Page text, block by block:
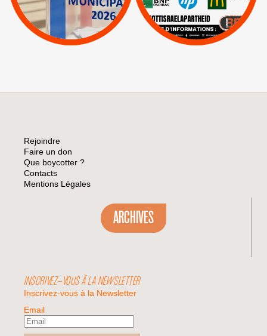
| Lettres d'interpellation
Sodastream |
Visuels, tracts,
affiches,...
Rejoindre
Faire un don
Que boycotter ?
Contacts
Mentions Légales
ARCHIVES
INSCRIVEZ-VOUS À LA NEWSLETTER
Inscrivez-vous à la Newsletter
Email